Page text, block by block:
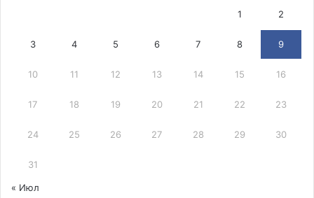
1 2
3 4 5 6 7 8 9
10 11 12 13 14 15 16
17 18 19 20 21 22 23
24 25 26 27 28 29 30
31
« Июл